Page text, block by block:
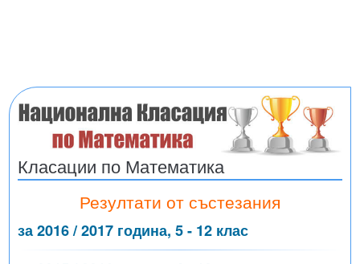
Класации по Математика
Резултати от състезания
за 2016 / 2017 година, 5 - 12 клас